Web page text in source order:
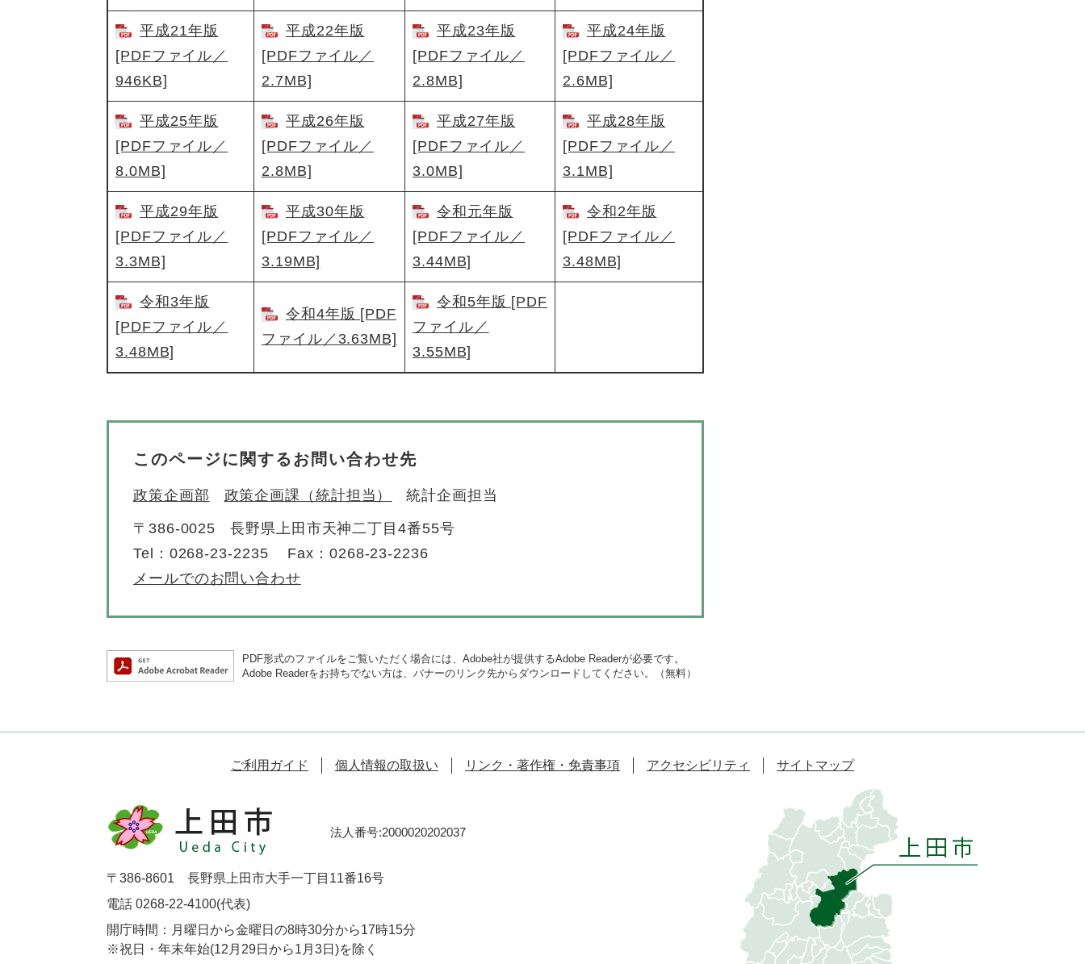
平成21年版
[PDFファイル／
946KB]
平成22年版
[PDFファイル／
2.7MB]
平成23年版
[PDFファイル／
2.8MB]
平成24年版
[PDFファイル／
2.6MB]
平成25年版
[PDFファイル／
8.0MB]
平成26年版
[PDFファイル／
2.8MB]
平成27年版
[PDFファイル／
3.0MB]
平成28年版
[PDFファイル／
3.1MB]
平成29年版
[PDFファイル／
3.3MB]
平成30年版
[PDFファイル／
3.19MB]
令和元年版
[PDFファイル／
3.44MB]
令和2年版
[PDFファイル／
3.48MB]
令和3年版
[PDFファイル／
3.48MB]
令和4年版 [PDF
ファイル／3.63MB]
令和5年版 [PDF
ファイル／
3.55MB]
このページに関するお問い合わせ先
政策企画部 政策企画課（統計担当） 統計企画担当
〒386-0025
長野県上田市天神二丁目4番55号
Tel：0268-23-2235
Fax：0268-23-2236
メールでのお問い合わせ
PDF形式のファイルをご覧いただく場合には、Adobe社が提供するAdobe Readerが必要です。
Adobe Readerをお持ちでない方は、バナーのリンク先からダウンロードしてください。（無料）
ご利用ガイド 個人情報の取扱い リンク・著作権・免責事項 アクセシビリティ サイトマップ
法人番号:2000020202037
〒386-8601 長野県上田市大手一丁目11番16号
電話 0268-22-4100(代表)
開庁時間：月曜日から金曜日の8時30分から17時15分
※祝日・年末年始(12月29日から1月3日)を除く